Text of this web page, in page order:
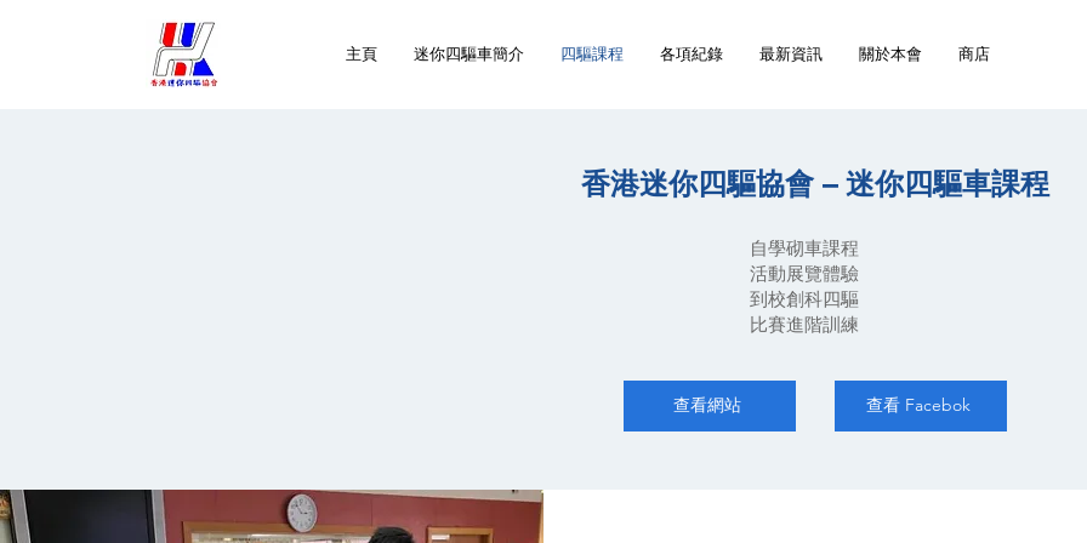
主頁 迷你四驅車簡介 四驅課程 各項紀錄 最新資訊 關於本會 商店
香港迷你四驅協會 – 迷你四驅車課程
自學砌車課程
活動展覽體驗
到校創科四驅
比賽進階訓練
查看網站 查看 Facebok